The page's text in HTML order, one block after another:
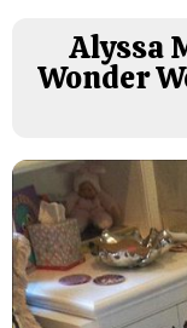
Alyssa
Wonder